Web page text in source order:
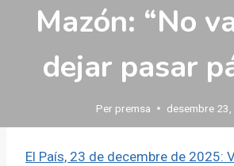
Mazón: “No
dejar pasar
Per premsa desembre
El País, 23 de decembre de 2025: